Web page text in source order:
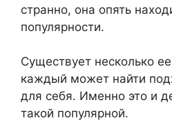
странно, она опять
популярности.
Существует несколько
каждый может найти
для себя. Именно это и
такой популярной.